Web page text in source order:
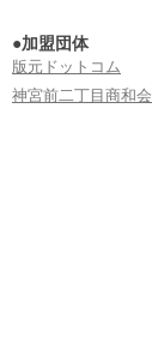
●加盟団体
版元ドットコム
神宮前二丁目商和会